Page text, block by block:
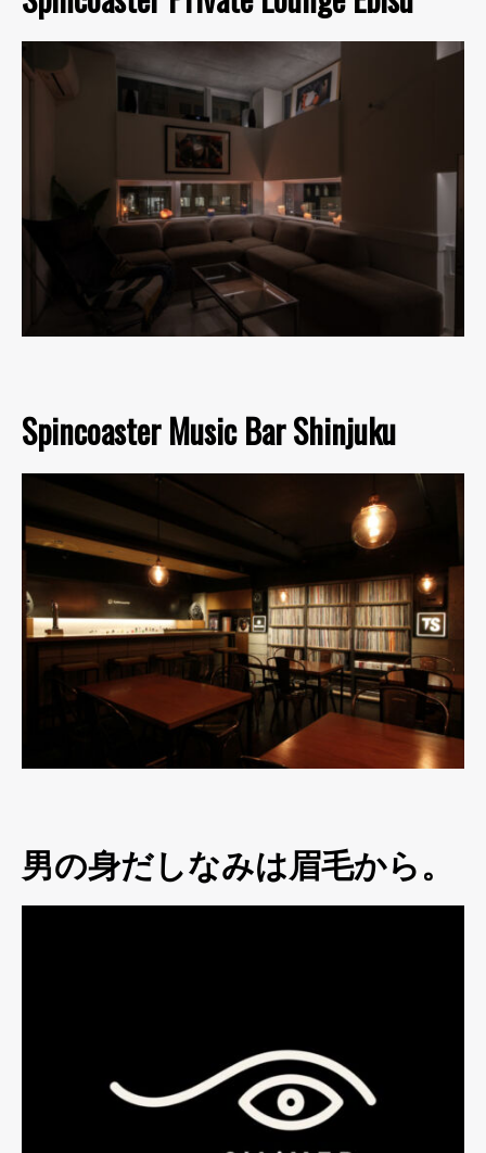
Spincoaster Music Bar Shinjuku
男の身だしなみは眉毛から。